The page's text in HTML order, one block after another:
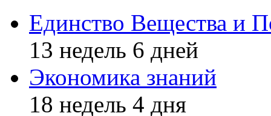
Единство Вещества и
13 недель 6 дней
Экономика знаний
18 недель 4 дня